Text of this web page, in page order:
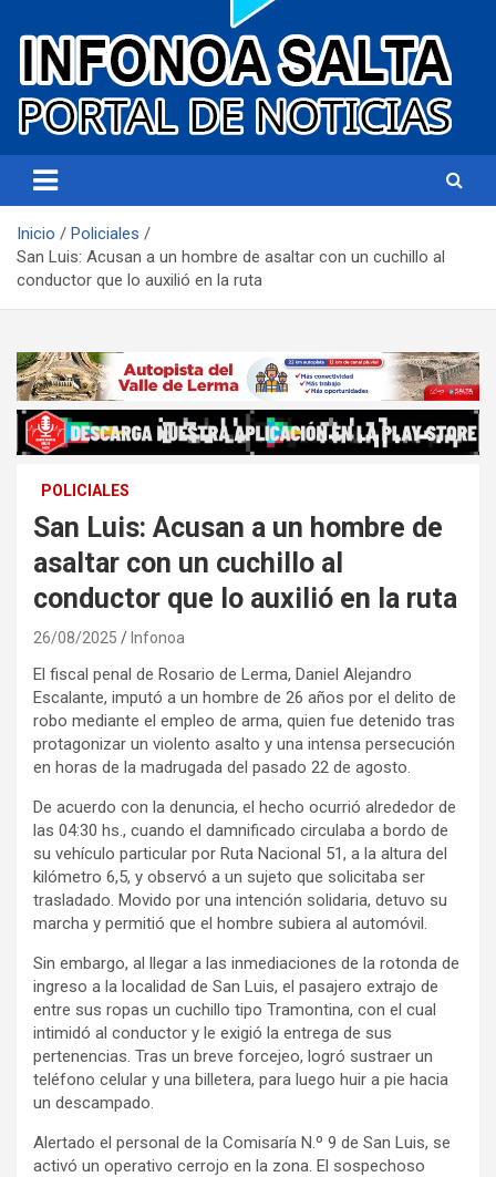
Infonoa Salta
Inicio
Policiales
San Luis: Acusan a un hombre de asaltar con un cuchillo al
conductor que lo auxilió en la ruta
POLICIALES
San Luis: Acusan a un hombre de
asaltar con un cuchillo al
conductor que lo auxilió en la ruta
26/08/2025 Infonoa
El fiscal penal de Rosario de Lerma, Daniel Alejandro
Escalante, imputó a un hombre de 26 años por el delito de
robo mediante el empleo de arma, quien fue detenido tras
protagonizar un violento asalto y una intensa persecución
en horas de la madrugada del pasado 22 de agosto.
De acuerdo con la denuncia, el hecho ocurrió alrededor de
las 04:30 hs., cuando el damnificado circulaba a bordo de
su vehículo particular por Ruta Nacional 51, a la altura del
kilómetro 6,5, y observó a un sujeto que solicitaba ser
trasladado. Movido por una intención solidaria, detuvo su
marcha y permitió que el hombre subiera al automóvil.
Sin embargo, al llegar a las inmediaciones de la rotonda de
ingreso a la localidad de San Luis, el pasajero extrajo de
entre sus ropas un cuchillo tipo Tramontina, con el cual
intimidó al conductor y le exigió la entrega de sus
pertenencias. Tras un breve forcejeo, logró sustraer un
teléfono celular y una billetera, para luego huir a pie hacia
un descampado.
Alertado el personal de la Comisaría N.º 9 de San Luis, se
activó un operativo cerrojo en la zona. El sospechoso